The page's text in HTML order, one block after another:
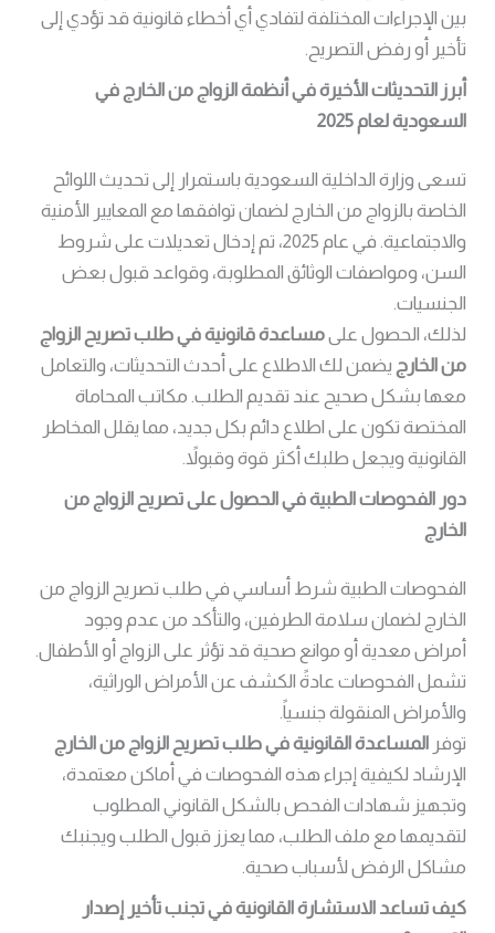
بين الإجراءات المختلفة لتفادي أي أخطاء قانونية قد تؤدي إلى
تأخير أو رفض التصريح.
أبرز التحديثات الأخيرة في أنظمة الزواج من الخارج في
السعودية لعام 2025
تسعى وزارة الداخلية السعودية باستمرار إلى تحديث اللوائح
الخاصة بالزواج من الخارج لضمان توافقها مع المعايير الأمنية
والاجتماعية. في عام 2025، تم إدخال تعديلات على شروط
السن، ومواصفات الوثائق المطلوبة، وقواعد قبول بعض
الجنسيات.
لذلك، الحصول علىمساعدة قانونية في طلب تصريح الزواج
من الخارج يضمن لك الاطلاع على أحدث التحديثات، والتعامل
معها بشكل صحيح عند تقديم الطلب. مكاتب المحاماة
المختصة تكون على اطلاع دائم بكل جديد، مما يقلل المخاطر
القانونية ويجعل طلبك أكثر قوة وقبولاً.
دور الفحوصات الطبية في الحصول على تصريح الزواج من
الخارج
الفحوصات الطبية شرط أساسي في طلب تصريح الزواج من
الخارج لضمان سلامة الطرفين، والتأكد من عدم وجود
أمراض معدية أو موانع صحية قد تؤثر على الزواج أو الأطفال.
تشمل الفحوصات عادةً الكشف عن الأمراض الوراثية،
والأمراض المنقولة جنسياً.
توفرالمساعدة القانونية في طلب تصريح الزواج من الخارج
الإرشاد لكيفية إجراء هذه الفحوصات في أماكن معتمدة،
وتجهيز شهادات الفحص بالشكل القانوني المطلوب
لتقديمها مع ملف الطلب، مما يعزز قبول الطلب ويجنبك
مشاكل الرفض لأسباب صحية.
كيف تساعد الاستشارة القانونية في تجنب تأخير إصدار